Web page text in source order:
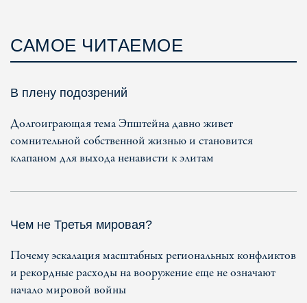
САМОЕ ЧИТАЕМОЕ
В плену подозрений
Долгоиграющая тема Эпштейна давно живет
сомнительной собственной жизнью и становится
клапаном для выхода ненависти к элитам
Чем не Третья мировая?
Почему эскалация масштабных региональных конфликтов
и рекордные расходы на вооружение еще не означают
начало мировой войны